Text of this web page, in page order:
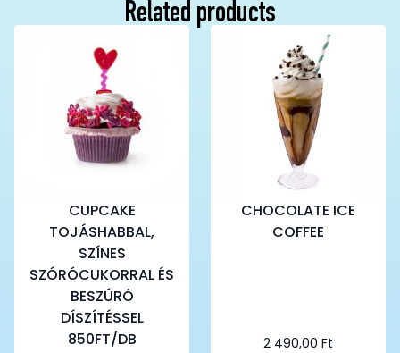
Related products
CUPCAKE
TOJÁSHABBAL,
SZÍNES
SZÓRÓCUKORRAL ÉS
BESZÚRÓ
DÍSZÍTÉSSEL
850FT/DB
CHOCOLATE ICE
COFFEE
2 490,00 Ft